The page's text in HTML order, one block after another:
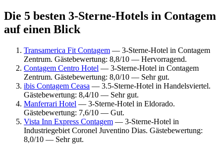
Die 5 besten 3-Sterne-Hotels in Contagem
auf einen Blick
Transamerica Fit Contagem — 3-Sterne-Hotel in Contagem
Zentrum. Gästebewertung: 8,8/10 — Hervorragend.
Contagem Centro Hotel — 3-Sterne-Hotel in Contagem
Zentrum. Gästebewertung: 8,0/10 — Sehr gut.
ibis Contagem Ceasa — 3.5-Sterne-Hotel in Handelsviertel.
Gästebewertung: 8,4/10 — Sehr gut.
Manferrari Hotel — 3-Sterne-Hotel in Eldorado.
Gästebewertung: 7,6/10 — Gut.
Vista Inn Express Contagem — 3-Sterne-Hotel in
Industriegebiet Coronel Juventino Dias. Gästebewertung:
8,0/10 — Sehr gut.